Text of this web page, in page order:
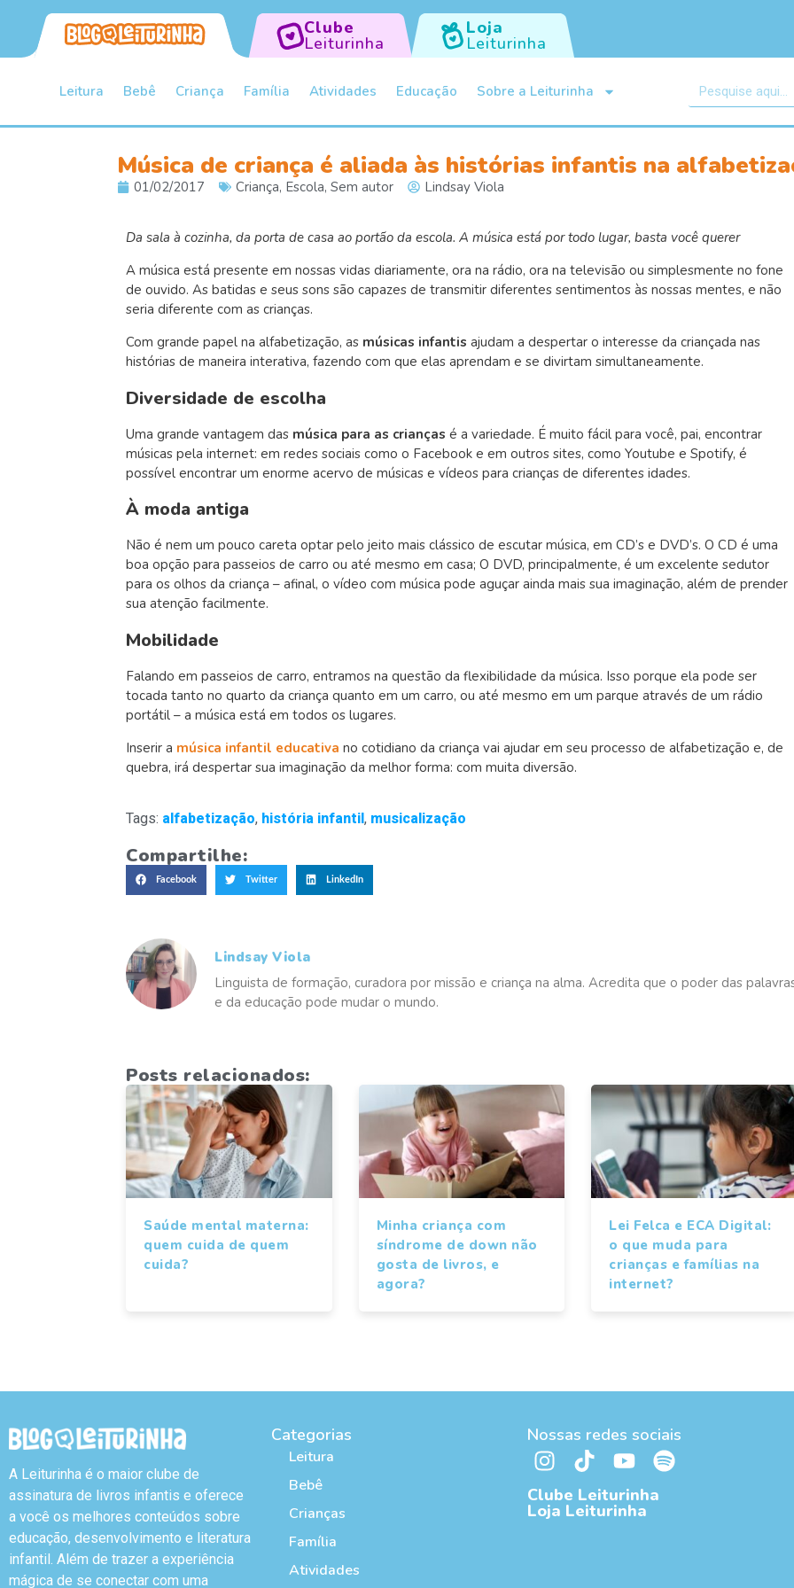
Clube
Leiturinha
Loja
Leiturinha
Leitura Bebê Criança Família Atividades Educação Sobre a Leiturinha
Música de criança é aliada às histórias infantis na
01/02/2017 Criança, Escola, Sem autor Lindsay Viola
Da sala à cozinha, da porta de casa ao portão da escola. A música está por todo lugar, basta você querer
A música está presente em nossas vidas diariamente, ora na rádio, ora na televisão ou simplesmente no fone
de ouvido. As batidas e seus sons são capazes de transmitir diferentes sentimentos às nossas mentes, e não
seria diferente com as crianças.
Com grande papel na alfabetização, as músicas infantis ajudam a despertar o interesse da criançada nas
histórias de maneira interativa, fazendo com que elas aprendam e se divirtam simultaneamente.
Diversidade de escolha
Uma grande vantagem das música para as crianças é a variedade. É muito fácil para você, pai, encontrar
músicas pela internet: em redes sociais como o Facebook e em outros sites, como Youtube e Spotify, é
possível encontrar um enorme acervo de músicas e vídeos para crianças de diferentes idades.
À moda antiga
Não é nem um pouco careta optar pelo jeito mais clássico de escutar música, em CD’s e DVD’s. O CD é uma
boa opção para passeios de carro ou até mesmo em casa; O DVD, principalmente, é um excelente sedutor
para os olhos da criança – afinal, o vídeo com música pode aguçar ainda mais sua imaginação, além de prender
sua atenção facilmente.
Mobilidade
Falando em passeios de carro, entramos na questão da flexibilidade da música. Isso porque ela pode ser
tocada tanto no quarto da criança quanto em um carro, ou até mesmo em um parque através de um rádio
portátil – a música está em todos os lugares.
Inserir a música infantil educativa no cotidiano da criança vai ajudar em seu processo de alfabetização e, de
quebra, irá despertar sua imaginação da melhor forma: com muita diversão.
Tags: alfabetização, história infantil, musicalização
Compartilhe:
Facebook Twitter LinkedIn
Lindsay Viola
Linguista de formação, curadora por missão e criança na alma. Acredita que o poder das
e da educação pode mudar o mundo.
Posts relacionados:
Saúde mental materna:
quem cuida de quem
cuida?
Minha criança com
síndrome de down não
gosta de livros, e
agora?
Lei Felca e ECA Digital:
o que muda para
crianças e famílias na
internet?
A Leiturinha é o maior clube de
assinatura de livros infantis e oferece
a você os melhores conteúdos sobre
educação, desenvolvimento e literatura
infantil. Além de trazer a experiência
mágica de se conectar com uma
Categorias
Leitura
Bebê
Crianças
Família
Atividades
Nossas redes sociais
Clube Leiturinha
Loja Leiturinha